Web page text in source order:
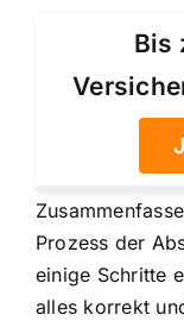
Bis
Prozess der
einige Schritte
alles korrekt